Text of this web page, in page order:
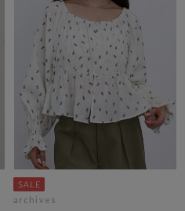
archives